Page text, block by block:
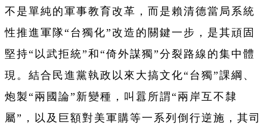
不是單純的軍事教育改革，而是賴清德當局系統
性推進軍隊“台獨化”改造的關鍵一步，是其頑固
堅持“以武拒統”和“倚外謀獨”分裂路線的集中體
現。結合民進黨執政以來大搞文化“台獨”課綱、
炮製“兩國論”新變種，叫囂所謂“兩岸互不隸
屬”，以及巨額對美軍購等一系列倒行逆施，其司